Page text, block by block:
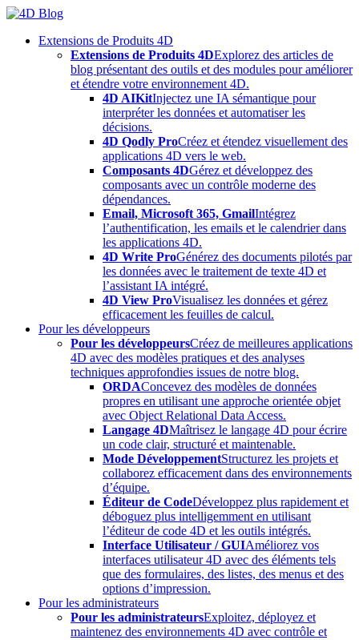
Skip
contentExtensions de Produits 4D
Extensions de Produits 4DExplorez des articles de
blog présentant des outils et des modules pour améliorer
et étendre votre environnement 4D.
4D AIKitInjectez une IA sémantique pour
interpréter les données et automatiser les
décisions.
4D Qodly ProCréez et étendez visuellement des
applications 4D vers le web.
Composants 4DGérez et développez des
composants avec un contrôle moderne des
dépendances.
Email, Microsoft 365, GmailIntégrez
l’authentification, les emails et le calendrier dans
les applications 4D.
4D Write ProGénérez des documents pilotés par
les données avec le traitement de texte 4D et
l’assistant IA intégré.
4D View ProVisualisez les données et gérez
efficacement les feuilles de calcul.
Pour les développeurs
Pour les développeursCréez de meilleures applications
4D avec des modèles pratiques et des analyses
techniques approfondies issues de notre blog.
ORDAConcevez des modèles de données
propres en utilisant une approche orientée objet
avec Object Relational Data Access.
Langage 4DMaîtrisez le langage 4D pour écrire
un code clair, structuré et maintenable.
Mode DéveloppementStructurez les projets et
collaborez efficacement dans des environnements
d’équipe.
Éditeur de CodeDéveloppez plus rapidement et
déboguez plus intelligemment en utilisant
l’éditeur de code 4D et les outils intégrés.
Interface Utilisateur / GUIAméliorez vos
interfaces utilisateur 4D avec des éléments tels
que des formulaires, des listes, des menus et des
options d’impression.
Pour les administrateurs
Pour les administrateursExploitez, déployez et
maintenez des environnements 4D avec contrôle et